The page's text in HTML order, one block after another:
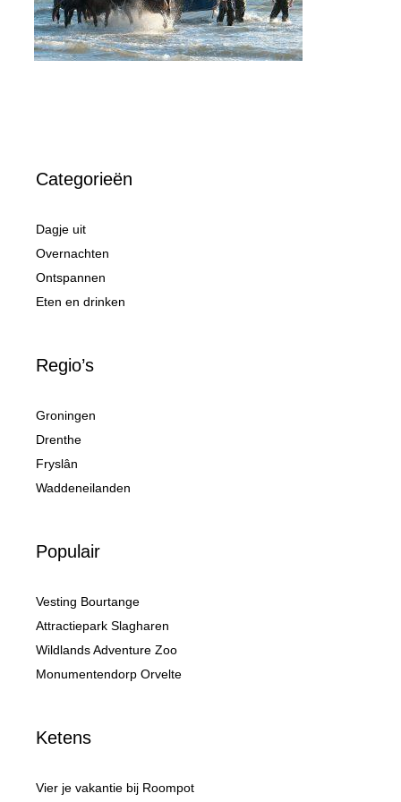
Categorieën
Dagje uit
Overnachten
Ontspannen
Eten en drinken
Regio’s
Groningen
Drenthe
Fryslân
Waddeneilanden
Populair
Vesting Bourtange
Attractiepark Slagharen
Wildlands Adventure Zoo
Monumentendorp Orvelte
Ketens
Vier je vakantie bij Roompot